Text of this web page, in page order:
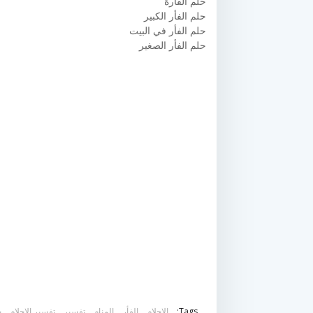
حلم الفأر الكبير
حلم الفأر في البيت
حلم الفأر الصغير